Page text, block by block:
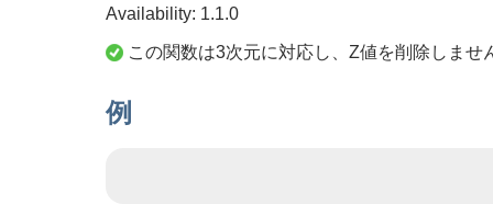
Availability: 1.1.0
この関数は3次元に対応し、Z値を削除しませ
例